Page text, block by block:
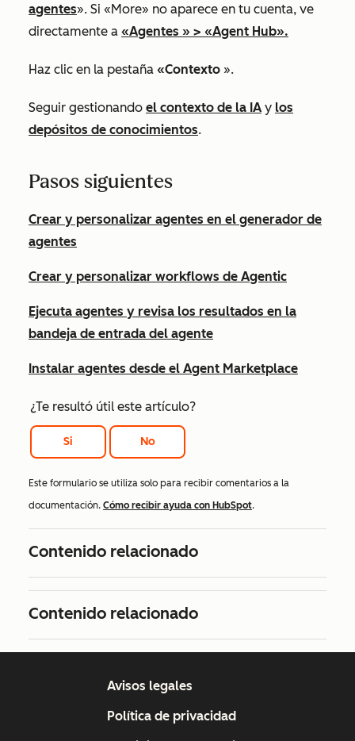
agentes». Si «More» no aparece en tu cuenta, ve
directamente a «Agentes » > «Agent Hub».
Haz clic en la pestaña «Contexto ».
Seguir gestionando el contexto de la IA y los
depósitos de conocimientos.
Pasos siguientes
Crear y personalizar agentes en el generador de
agentes
Crear y personalizar workflows de Agentic
Ejecuta agentes y revisa los resultados en la
bandeja de entrada del agente
Instalar agentes desde el Agent Marketplace
¿Te resultó útil este artículo?
Si No
Este formulario se utiliza solo para recibir comentarios a la
documentación. Cómo recibir ayuda con HubSpot.
Contenido relacionado
Contenido relacionado
Avisos legales
Política de privacidad